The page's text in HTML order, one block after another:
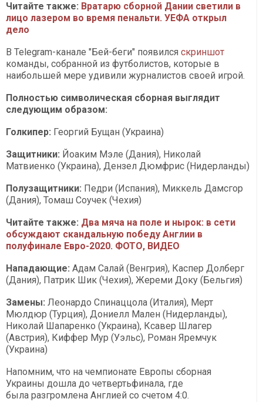
Читайте также: Вратарю сборной Дании светили в
лицо лазером во время пенальти. УЕФА открыл
дело
В Telegram-канале "Бей-беги" появился скриншот
команды, собранной из футболистов, которые в
наибольшей мере удивили журналистов своей игрой.
Полностью символическая сборная выглядит
следующим образом:
Голкипер: Георгий Бущан (Украина)
Защитники: Йоаким Мэле (Дания), Николай
Матвиенко (Украина), Дензел Дюмфрис (Нидерланды)
Полузащитники: Педри (Испания), Миккель Дамсгор
(Дания), Томаш Соучек (Чехия)
Читайте также: Два мяча на поле и нырок: в сети
обсуждают скандальную победу Англии в
полуфинале Евро-2020. ФОТО, ВИДЕО
Нападающие: Адам Салай (Венгрия), Каспер Долберг
(Дания), Патрик Шик (Чехия), Жереми Доку (Бельгия)
Замены: Леонардо Спинаццола (Италия), Мерт
Мюлдюр (Турция), Дониелл Мален (Нидерланды),
Николай Шапаренко (Украина), Ксавер Шлагер
(Австрия), Киффер Мур (Уэльс), Роман Яремчук
(Украина)
Напомним, что на чемпионате Европы сборная
Украины дошла до четвертьфинала, где
была разгромлена Англией со счетом 4:0.